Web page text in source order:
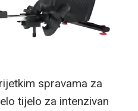
spravama za
tijelo za intenzivan